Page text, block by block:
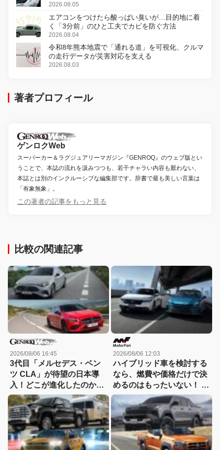
2026.08.05
エアコンをつけたら酸っぱい臭いが…目的地に着
く「3分前」のひと工夫でカビを防ぐ方法
2026.08.04
令和8年熊本地震で「通れる道」を可視化、クルマ
の走行データが災害対応を支える
2026.08.03
著者プロフィール
ゲンロクWeb
スーパーカー＆ラグジュアリーマガジン『GENROQ』のウェブ版とい
うことで、本誌の流れを汲みつつも、若干チャラい内容も厭わない、
本誌とは別のインクルーシブな編集部です。辞書で最も美しい言葉は
「有象無象」。
この著者の記事をもっと見る
比較の関連記事
2026/08/06 16:45
3代目「メルセデス・ベン
ツ CLA」が待望の日本導
入！どこが進化したのか先
代とエンジン車同士で比較
2026/08/06 12:03
ハイブリッド車を検討する
なら、燃費や価格だけで決
めるのはもったいない！ ト
ヨタとホンダでハイブリッ
ド車の「走りの個性」が異
なるのには理由があった